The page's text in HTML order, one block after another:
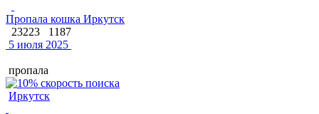
Пропала кошка Иркутск
23223
1187
5 июля 2025
пропала
Иркутск